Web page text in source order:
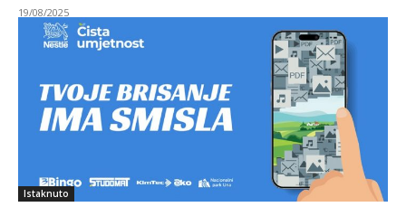
19/08/2025
Istaknuto